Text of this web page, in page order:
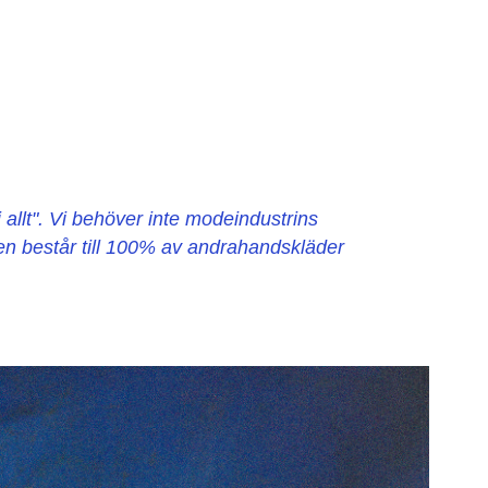
Vi behöver inte modeindustrins
består till 100% av andrahandskläder